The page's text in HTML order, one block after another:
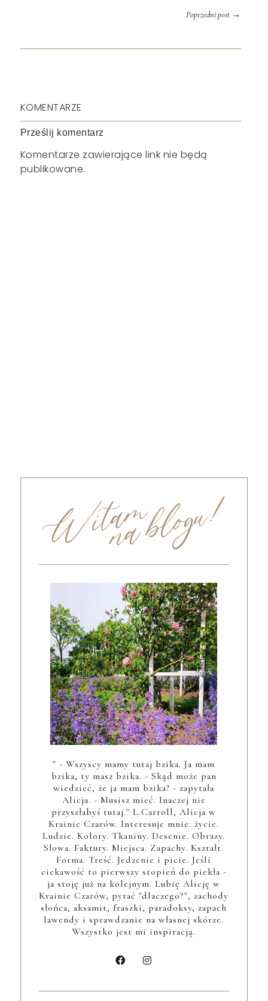
Poprzedni post→
KOMENTARZE
Prześlij komentarz
Komentarze zawierające link nie będą
publikowane.
" - Wszyscy mamy tutaj bzika. Ja mam
bzika, ty masz bzika. - Skąd może pan
wiedzieć, że ja mam bzika? - zapytała
Alicja. - Musisz mieć. Inaczej nie
przyszłabyś tutaj." L.Carroll, Alicja w
Krainie Czarów. Interesuje mnie: życie.
Ludzie. Kolory. Tkaniny. Desenie. Obrazy.
Słowa. Faktury. Miejsca. Zapachy. Kształt.
Forma. Treść. Jedzenie i picie. Jeśli
ciekawość to pierwszy stopień do piekła -
ja stoję już na kolejnym. Lubię Alicję w
Krainie Czarów, pytać "dlaczego?", zachody
słońca, aksamit, fraszki, paradoksy, zapach
lawendy i sprawdzanie na własnej skórze.
Wszystko jest mi inspiracją.